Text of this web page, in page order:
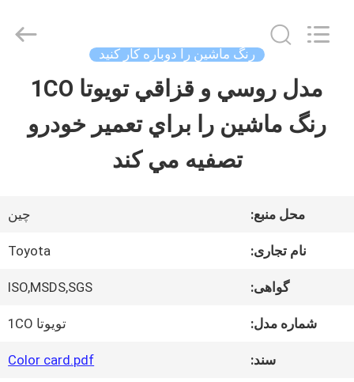
خانه
دربارهی
Guangzhou
رنگ ماشین را دوباره کار کنید
مدل روسي و قزاقي تويوتا 1CO
رنگ ماشين را براي تعمير خودرو
تصفيه مي کند
محل منبع: چین
نام تجاری: Toyota
گواهی: ISO,MSDS,SGS
شماره مدل: تویوتا 1CO
سند: Color card.pdf